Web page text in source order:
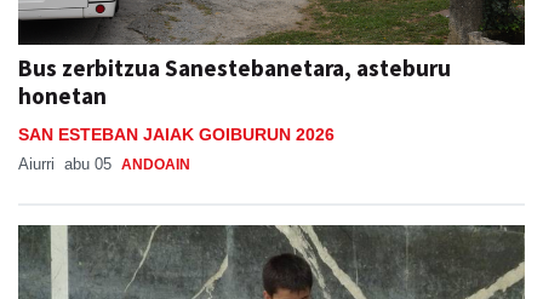
Bus zerbitzua Sanestebanetara, asteburu
honetan
SAN ESTEBAN JAIAK GOIBURUN 2026
Aiurri abu 05 ANDOAIN